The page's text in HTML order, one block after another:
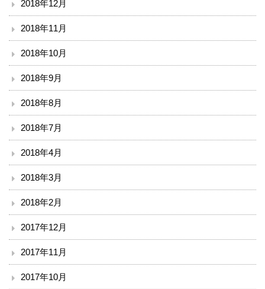
リンク
2018年12月
2018年11月
2018年10月
2018年9月
2018年8月
2018年7月
2018年4月
2018年3月
2018年2月
2017年12月
2017年11月
2017年10月